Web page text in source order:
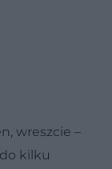
wreszcie –
kilku